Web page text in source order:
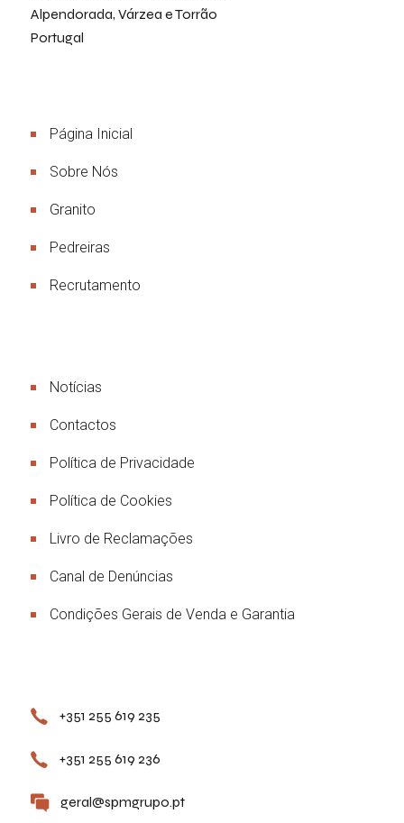
Alpendorada, Várzea e Torrão
Portugal
Página Inicial
Sobre Nós
Granito
Pedreiras
Recrutamento
Notícias
Contactos
Política de Privacidade
Política de Cookies
Livro de Reclamações
Canal de Denúncias
Condições Gerais de Venda e Garantia
+351 255 619 235
+351 255 619 236
geral@spmgrupo.pt